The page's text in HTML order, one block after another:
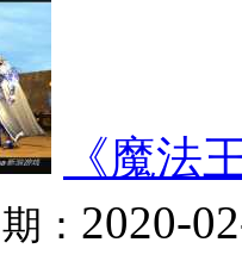
《魔法
： 2020-